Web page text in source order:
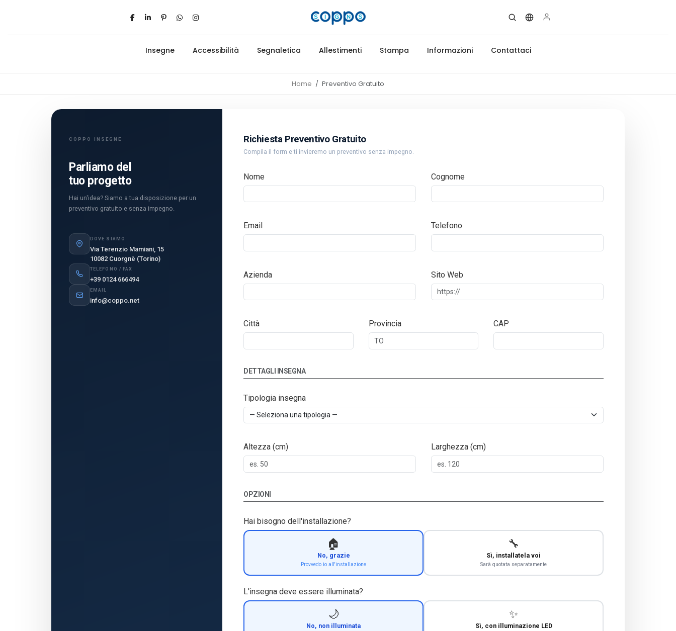
Insegne Accessibilità Segnaletica Allestimenti Stampa Informazioni Contattaci
Home Preventivo Gratuito
COPPO INSEGNE
Parliamo del
tuo progetto
Hai un'idea? Siamo a tua disposizione per un
preventivo gratuito e senza impegno.
DOVE SIAMO
Via Terenzio Mamiani, 15
10082 Cuorgnè (Torino)
TELEFONO / FAX
+39 0124 666494
EMAIL
info@coppo.net
Richiesta Preventivo Gratuito
Compila il form e ti invieremo un preventivo senza impegno.
Nome Cognome
Email Telefono
Azienda Sito Web
Città Provincia CAP
DETTAGLI INSEGNA
Tipologia insegna
Altezza (cm) Larghezza (cm)
OPZIONI
Hai bisogno dell'installazione?
🏠
No, grazie
Provvedo io all'installazione
🔧
Sì, installatela voi
Sarà quotata separatamente
L'insegna deve essere illuminata?
🌙
No, non illuminata
✨
Sì, con illuminazione LED